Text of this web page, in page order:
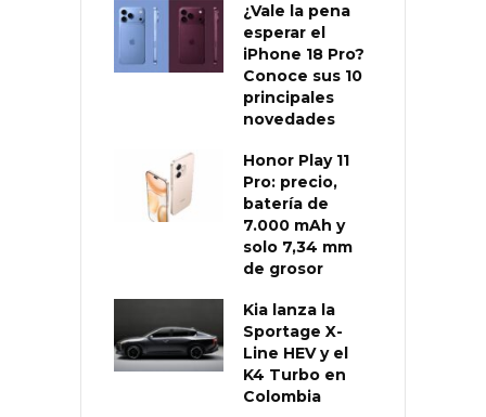
¿Vale la pena
esperar el
iPhone 18 Pro?
Conoce sus 10
principales
novedades
Honor Play 11
Pro: precio,
batería de
7.000 mAh y
solo 7,34 mm
de grosor
Kia lanza la
Sportage X-
Line HEV y el
K4 Turbo en
Colombia